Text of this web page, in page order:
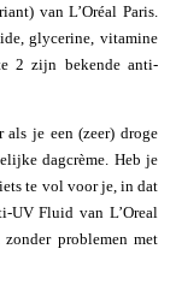
van L’Oréal Paris.
glycerine, vitamine
2 zijn bekende anti-
als je een (zeer) droge
dagcrème. Heb je
te vol voor je, in dat
Fluid van L’Oreal
problemen met